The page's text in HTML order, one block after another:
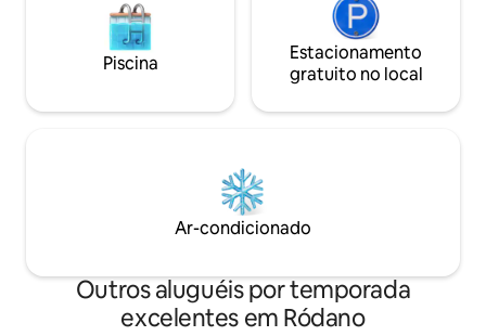
Piscina
Estacionamento
gratuito no local
Ar-condicionado
Outros aluguéis por temporada
excelentes em Ródano